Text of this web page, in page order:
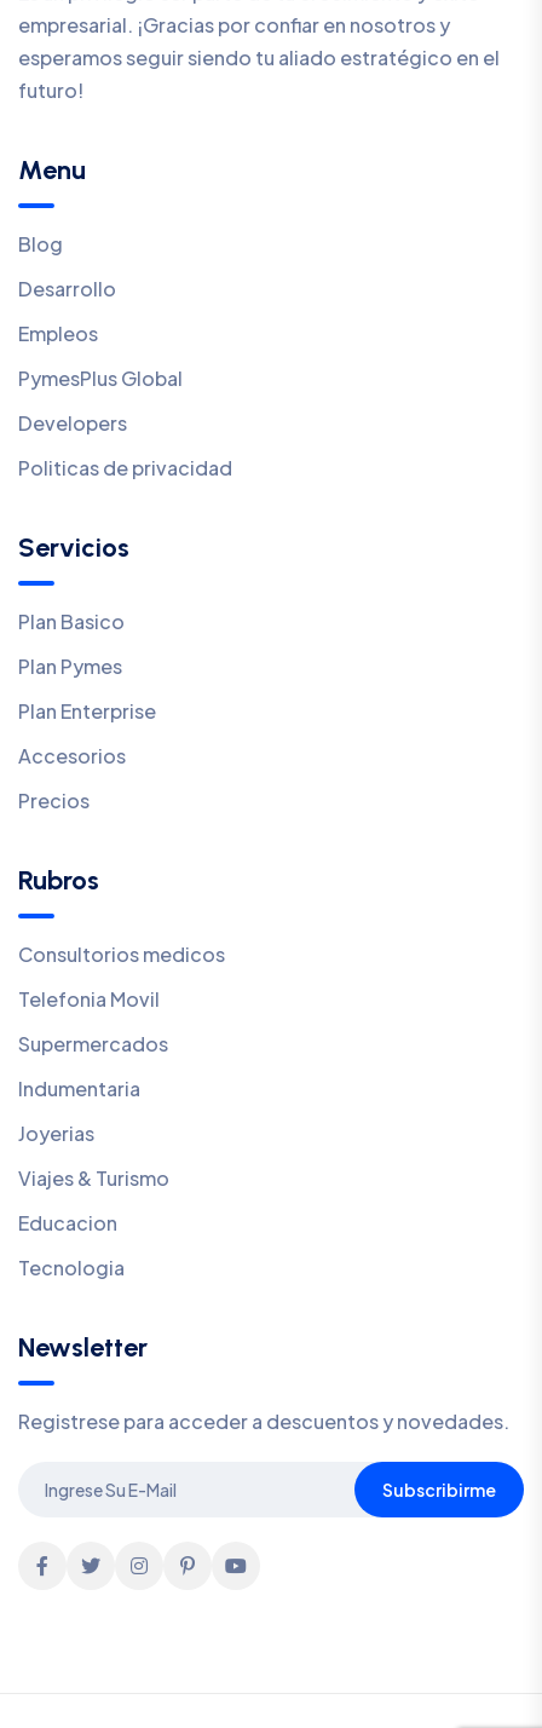
empresarial. ¡Gracias por confiar en nosotros y
esperamos seguir siendo tu aliado estratégico en el
futuro!
Menu
Blog
Desarrollo
Empleos
PymesPlus Global
Developers
Politicas de privacidad
Servicios
Plan Basico
Plan Pymes
Plan Enterprise
Accesorios
Precios
Rubros
Consultorios medicos
Telefonia Movil
Supermercados
Indumentaria
Joyerias
Viajes & Turismo
Educacion
Tecnologia
Newsletter
Registrese para acceder a descuentos y novedades.
Subscribirme